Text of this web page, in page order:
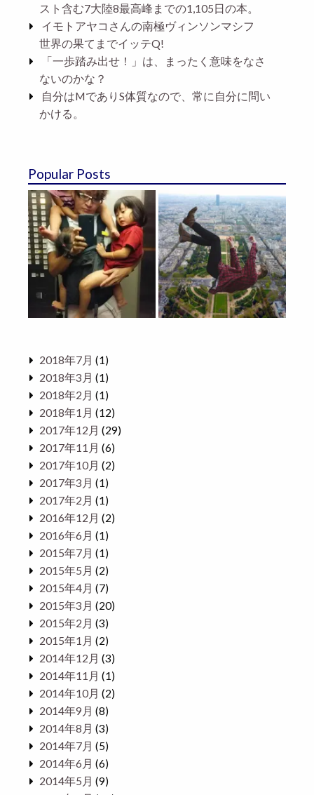
スト含む7大陸8最高峰までの1,105日の本。
イモトアヤコさんの南極ヴィンソンマシフ
世界の果てまでイッテQ!
「一歩踏み出せ！」は、まったく意味をなさ
ないのかな？
自分はMでありS体質なので、常に自分に問い
かける。
Popular Posts
2018年7月 (1)
2018年3月 (1)
2018年2月 (1)
2018年1月 (12)
2017年12月 (29)
2017年11月 (6)
2017年10月 (2)
2017年3月 (1)
2017年2月 (1)
2016年12月 (2)
2016年6月 (1)
2015年7月 (1)
2015年5月 (2)
2015年4月 (7)
2015年3月 (20)
2015年2月 (3)
2015年1月 (2)
2014年12月 (3)
2014年11月 (1)
2014年10月 (2)
2014年9月 (8)
2014年8月 (3)
2014年7月 (5)
2014年6月 (6)
2014年5月 (9)